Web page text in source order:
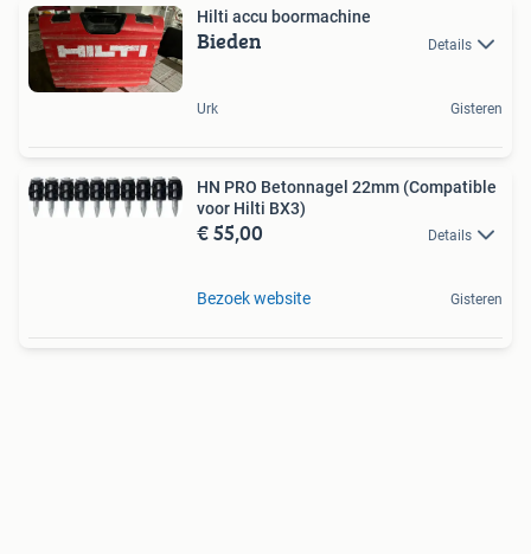
Hilti accu boormachine
Bieden Details
Urk Gisteren
HN PRO Betonnagel 22mm (Compatible
voor Hilti BX3)
€ 55,00 Details
Bezoek website Gisteren